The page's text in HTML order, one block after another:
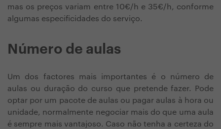
mas os preços variam entre 10€/h e 35€/h, conforme
algumas especificidades do serviço.
Número de aulas
Um dos factores mais importantes é o número de
aulas ou duração do curso que pretende fazer. Pode
optar por um pacote de aulas ou pagar aulas à hora ou
unidade, normalmente negociar mais do que uma aula
é sempre mais vantajoso. Caso não tenha a certeza do